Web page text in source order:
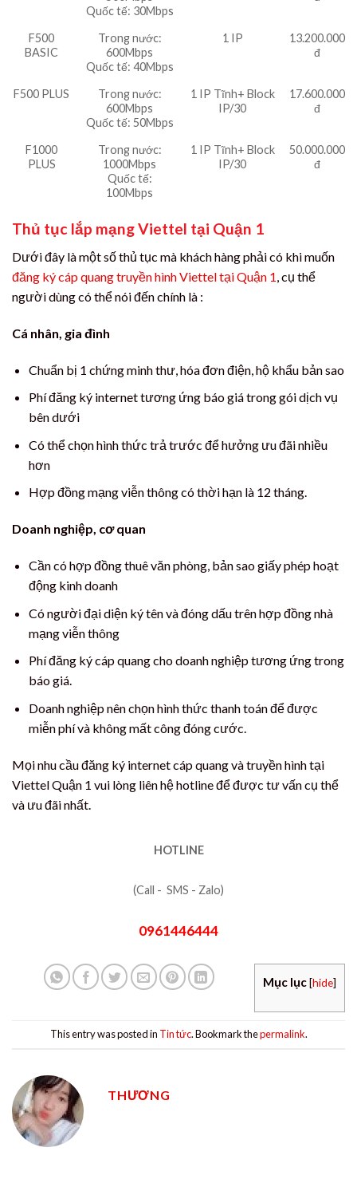
Quốc tế: 30Mbps
F500
BASIC
Trong nước:
600Mbps
Quốc tế: 40Mbps
1 IP
13.200.000
đ
F500 PLUS
Trong nước:
600Mbps
Quốc tế: 50Mbps
1 IP Tĩnh+ Block
IP/30
17.600.000
đ
F1000
PLUS
Trong nước:
1000Mbps
Quốc tế:
100Mbps
1 IP Tĩnh+ Block
IP/30
50.000.000
đ
Thủ tục lắp mạng Viettel tại Quận 1
Dưới đây là một số thủ tục mà khách hàng phải có khi muốn
đăng ký cáp quang truyền hình Viettel tại Quận 1, cụ thể
người dùng có thể nói đến chính là :
Cá nhân, gia đình
Chuẩn bị 1 chứng minh thư, hóa đơn điện, hộ khẩu bản sao
Phí đăng ký internet tương ứng báo giá trong gói dịch vụ
bên dưới
Có thể chọn hình thức trả trước để hưởng ưu đãi nhiều
hơn
Hợp đồng mạng viễn thông có thời hạn là 12 tháng.
Doanh nghiệp, cơ quan
Cần có hợp đồng thuê văn phòng, bản sao giấy phép hoạt
động kinh doanh
Có người đại diện ký tên và đóng dấu trên hợp đồng nhà
mạng viễn thông
Phí đăng ký cáp quang cho doanh nghiệp tương ứng trong
báo giá.
Doanh nghiệp nên chọn hình thức thanh toán để được
miễn phí và không mất công đóng cước.
Mọi nhu cầu đăng ký internet cáp quang và truyền hình tại
Viettel Quận 1 vui lòng liên hệ hotline để được tư vấn cụ thể
và ưu đãi nhất.
HOTLINE
(Call - SMS - Zalo)
0961446444
Mục lục[hide]
This entry was posted in Tin tức. Bookmark thepermalink.
THƯƠNG